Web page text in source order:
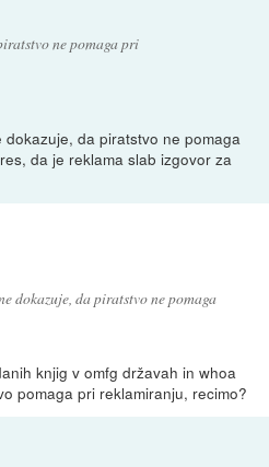
ne pomaga pri
da piratstvo ne pomaga
da je reklama slab izgovor za
dokazuje, da piratstvo ne pomaga
knjig v omfg državah in whoa
pomaga pri reklamiranju, recimo?